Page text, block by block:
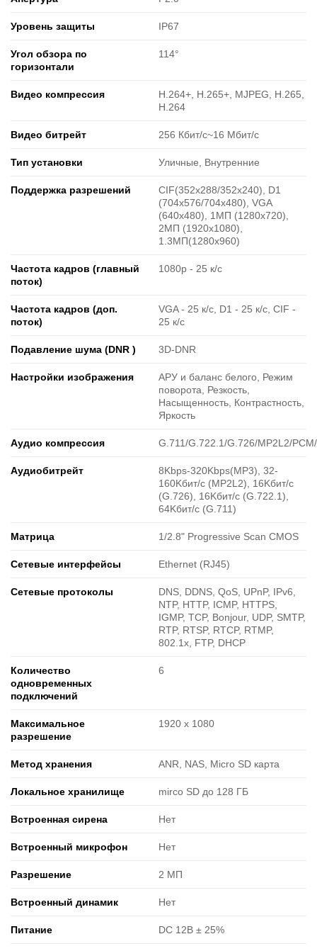
Уровень защиты IP67
Угол обзора по
горизонтали
114°
Видео компрессия
H.264+, H.265+, MJPEG, H.265,
H.264
Видео битрейт 256 Кбит/с~16 Mбит/с
Тип установки Уличные, Внутренние
Поддержка разрешений
CIF(352x288/352x240), D1
(704x576/704x480), VGA
(640x480), 1МП (1280x720),
2МП (1920х1080),
1.3MП(1280x960)
Частота кадров (главный
поток)
1080р - 25 к/с
Частота кадров (доп.
поток)
VGA - 25 к/с, D1 - 25 к/c, CIF -
25 к/с
Подавление шума (DNR ) 3D-DNR
Настройки изображения
АРУ и баланс белого, Режим
поворота, Резкость,
Насыщенность, Контрастность,
Яркость
Аудио компрессия G.711/G.722.1/G.726/MP2L2/
Аудиобитрейт
8Kbps-320Kbps(MP3), 32-
160Kбит/с (MP2L2), 16Kбит/с
(G.726), 16Kбит/с (G.722.1),
64Kбит/с (G.711)
Матрица 1/2.8" Progressive Scan CMOS
Сетевые интерфейсы Ethernet (RJ45)
Сетевые протоколы
DNS, DDNS, QoS, UPnP, IPv6,
NTP, HTTP, ICMP, HTTPS,
IGMP, TCP, Bonjour, UDP, SMTP,
RTP, RTSP, RTCP, RTMP,
802.1x, FTP, DHCP
Количество
одновременных
подключений
6
Максимальное
разрешение
1920 х 1080
Метод хранения ANR, NAS, Micro SD карта
Локальное хранилище mirco SD до 128 ГБ
Встроенная сирена Нет
Встроенный микрофон Нет
Разрешение 2 МП
Встроенный динамик Нет
Питание DC 12В ± 25%